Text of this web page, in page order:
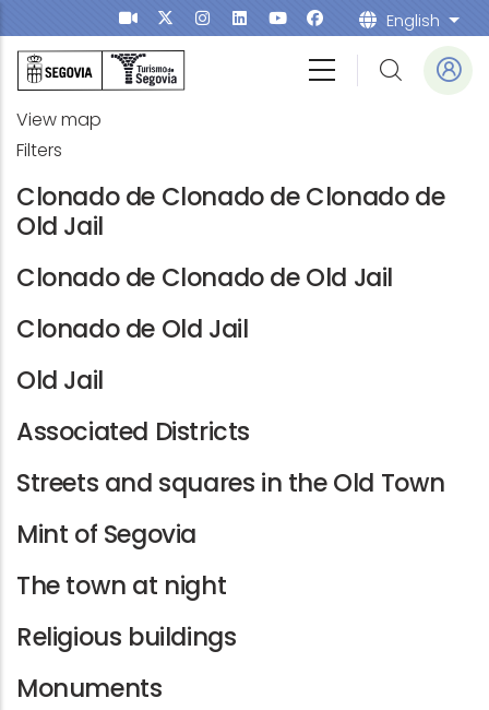
Skip to main content English List
View map
Filters
Clonado de Clonado de Clonado de
Old Jail
Clonado de Clonado de Old Jail
Clonado de Old Jail
Old Jail
Associated Districts
Streets and squares in the Old Town
Mint of Segovia
The town at night
Religious buildings
Monuments